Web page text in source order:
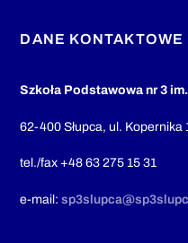
DANE KONTAKTOWE
Szkoła Podstawowa nr 3
62-400 Słupca, ul. Kopernika
tel./fax +48 63 275 15 31
e-mail: